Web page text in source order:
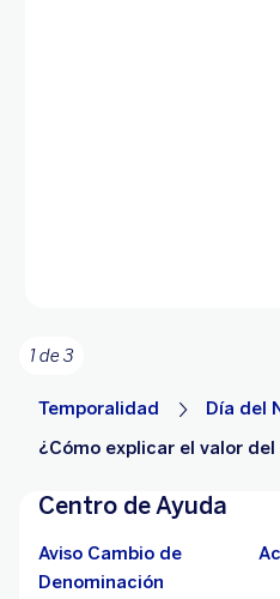
1 de 3
Temporalidad
Día del
¿Cómo explicar el valor del
Centro de Ayuda
Aviso Cambio de
Denominación